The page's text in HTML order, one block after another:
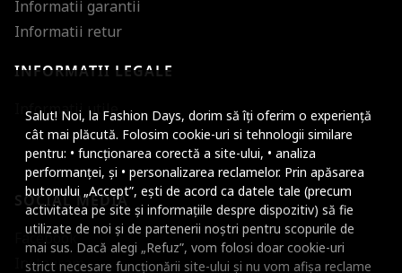
Salut! Noi, la Fashion Days, dorim să îți oferim o experiență
cât mai plăcută. Folosim cookie-uri si tehnologii similare
pentru: • funcționarea corectă a site-ului, • analiza
performanței, și • personalizarea reclamelor. Prin apăsarea
butonului „Accept”, ești de acord ca datele tale (precum
activitatea pe site și informațiile despre dispozitiv) să fie
utilizate de noi și de partenerii noștri pentru scopurile de
mai sus. Dacă alegi „Refuz”, vom folosi doar cookie-uri
strict necesare funcționării site-ului și nu vom afișa reclame
Informatii garantii
Informatii retur
INFORMATII LEGALE
Informatii utile
SOCIAL MEDIA
Facebook
Instagram
Micsoreaza
Mareste spatierea
Micsoreaza
Mareste inaltimea